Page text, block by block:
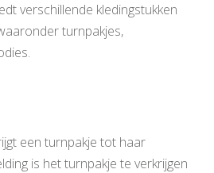
verschillende kledingstukken
turnpakjes,
een turnpakje tot haar
is het turnpakje te verkrijgen